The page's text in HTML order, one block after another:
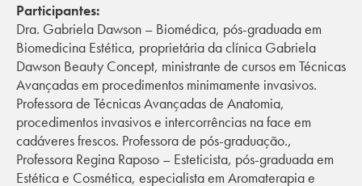
Participantes:
Dra. Gabriela Dawson – Biomédica, pós-graduada em
Biomedicina Estética, proprietária da clínica Gabriela
Dawson Beauty Concept, ministrante de cursos em Técnicas
Avançadas em procedimentos minimamente invasivos.
Professora de Técnicas Avançadas de Anatomia,
procedimentos invasivos e intercorrências na face em
cadáveres frescos. Professora de pós-graduação.,
Professora Regina Raposo – Esteticista, pós-graduada em
Estética e Cosmética, especialista em Aromaterapia e